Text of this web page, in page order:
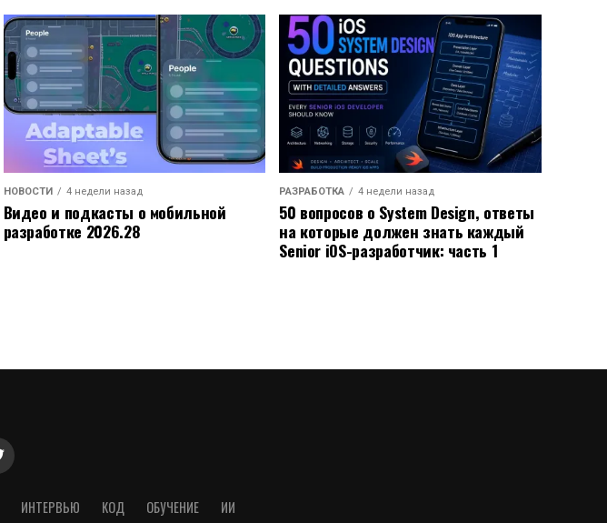
НОВОСТИ 4 недели назад
Видео и подкасты о мобильной
разработке 2026.28
РАЗРАБОТКА 4 недели назад
50 вопросов о System Design, ответы
на которые должен знать каждый
Senior iOS-разработчик: часть 1
ИНТЕРВЬЮ КОД ОБУЧЕНИЕ ИИ